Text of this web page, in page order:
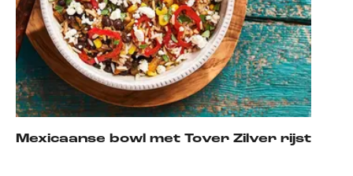
Mexicaanse bowl met Tover Zilver rijst